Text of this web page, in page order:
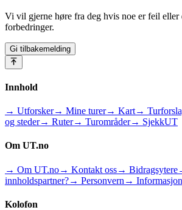
Vi vil gjerne høre fra deg hvis noe er feil eller
forbedringer.
Gi tilbakemelding
Innhold
→ Utforsker→ Mine turer→ Kart→
og steder→ Ruter→ Turområder→ SjekkUT
Om UT.no
→ Om UT.no→ Kontakt oss→ Bidragsytere
innholdspartner?→ Personvern →
Kolofon